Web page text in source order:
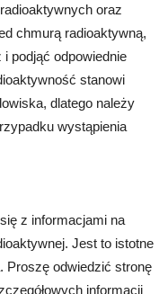
oraz
chmurą radioaktywną,
podjąć odpowiednie
stanowi
dlatego należy
wystąpienia
z informacjami na
Jest to istotne
Proszę odwiedzić stronę
informacji